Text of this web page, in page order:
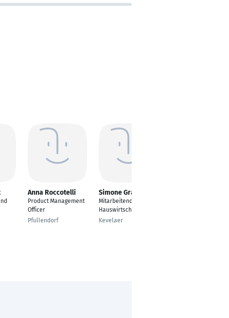
Anna Roccotelli
Product Management
Officer
Pfullendorf
Simone Grando
Mitarbeitende in der
Hauswirtschaft
Kevelaer